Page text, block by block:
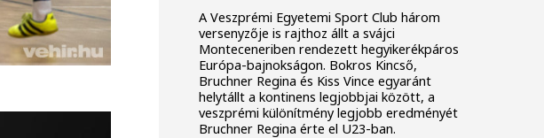
A Veszprémi Egyetemi Sport Club három
versenyzője is rajthoz állt a svájci
Monteceneriben rendezett hegyikerékpáros
Európa-bajnokságon. Bokros Kincső,
Bruchner Regina és Kiss Vince egyaránt
helytállt a kontinens legjobbjai között, a
veszprémi különítmény legjobb eredményét
Bruchner Regina érte el U23-ban.